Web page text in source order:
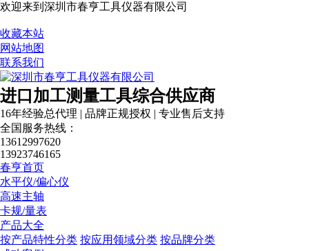
欢迎来到深圳市春亨工具仪器有限公司
收藏本站
网站地图
联系我们
进口加工测量工具综合供应商
16年经验总代理 | 品牌正规授权 | 专业售后支持
全国服务热线：
13612997620
13923746165
春亨首页
水平仪/偏心仪
高速主轴
卡规/量表
产品大全
按产品特性分类 按应用领域分类 按品牌分类